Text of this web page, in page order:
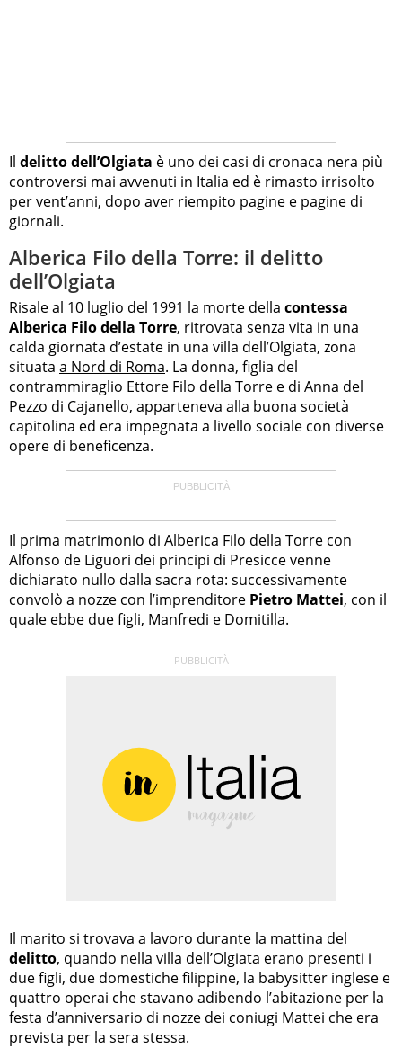
Il delitto dell’Olgiata è uno dei casi di cronaca nera più
controversi mai avvenuti in Italia ed è rimasto irrisolto
per vent’anni, dopo aver riempito pagine e pagine di
giornali.
Alberica Filo della Torre: il delitto
dell’Olgiata
Risale al 10 luglio del 1991 la morte della contessa
Alberica Filo della Torre, ritrovata senza vita in una
calda giornata d’estate in una villa dell’Olgiata, zona
situata a Nord di Roma. La donna, figlia del
contrammiraglio Ettore Filo della Torre e di Anna del
Pezzo di Cajanello, apparteneva alla buona società
capitolina ed era impegnata a livello sociale con diverse
opere di beneficenza.
Il prima matrimonio di Alberica Filo della Torre con
Alfonso de Liguori dei principi di Presicce venne
dichiarato nullo dalla sacra rota: successivamente
convolò a nozze con l’imprenditore Pietro Mattei, con il
quale ebbe due figli, Manfredi e Domitilla.
Il marito si trovava a lavoro durante la mattina del
delitto, quando nella villa dell’Olgiata erano presenti i
due figli, due domestiche filippine, la babysitter inglese e
quattro operai che stavano adibendo l’abitazione per la
festa d’anniversario di nozze dei coniugi Mattei che era
prevista per la sera stessa.